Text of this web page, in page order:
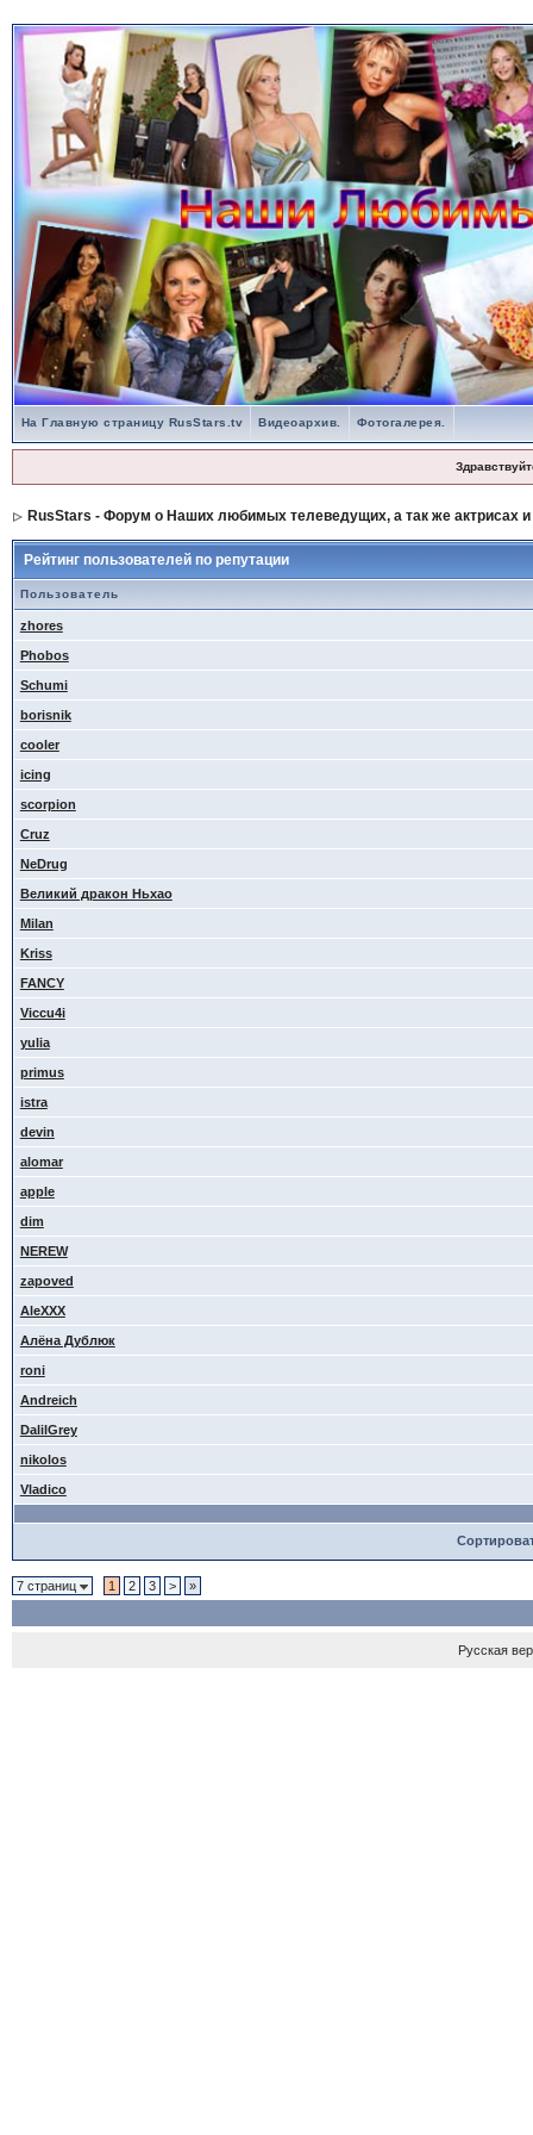
На Главную страницу RusStars.tv Видеоархив. Фотогалерея.
RusStars - Форум о Наших любимых телеведущих, а так же актрисах и
Рейтинг пользователей по репутации
Пользователь
zhores
Phobos
Schumi
borisnik
cooler
icing
scorpion
Cruz
NeDrug
Великий дракон Ньхао
Milan
Kriss
FANCY
Viccu4i
yulia
primus
istra
devin
alomar
apple
dim
NEREW
zapoved
AleXXX
Алёна Дублюк
roni
Andreich
DalilGrey
nikolos
Vladico
7 страниц 1 2 3 > »
Русская